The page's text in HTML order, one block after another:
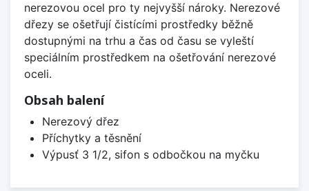
nerezovou ocel pro ty nejvyšší nároky. Nerezové
dřezy se ošetřují čistícími prostředky běžně
dostupnými na trhu a čas od času se vyleští
speciálním prostředkem na ošetřování nerezové
oceli.
Obsah balení
Nerezový dřez
Příchytky a těsnění
Výpusť 3 1/2, sifon s odbočkou na myčku